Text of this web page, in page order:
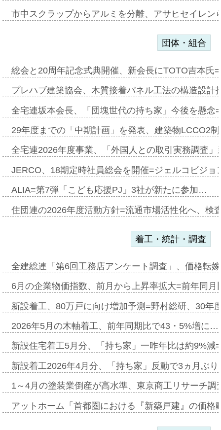
市中スクラップからアルミを分離、アサヒセイレ
団体・組合
総会と20周年記念式典開催、新会長にTOTO吉本氏
プレハブ建築協会、木質接着パネル工法の構造設
全宅連坂本会長、「団塊世代の持ち家」今後を懸
29年度までの「中期計画」を発表、建築物LCCO2
全宅連2026年度事業、「外国人との取引実務調査
JERCO、18期定時社員総会を開催=ジェルコビジ
ALIA=第7弾「こども応援PJ」3社が新たに参加…
住団連の2026年度活動方針=流通市場活性化へ、検
着工・統計・調査
全建総連「第6回工務店アンケート調査」、価格転
6月の企業物価指数、前月から上昇率拡大=前年同
新設着工、80万戸に向け増加予測=野村総研、30年
2026年5月の木軸着工、前年同期比で43・5%増に…
新設住宅着工5月分、「持ち家」一昨年比は約9%
新設着工2026年4月分、「持ち家」反動で3ヵ月ぶ
1～4月の塗装業倒産が高水準、東京商工リサーチ
アットホーム「首都圏における『新築戸建』の価